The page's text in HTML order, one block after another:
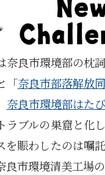
奈良市環境部の枕
「奈良市部落解放
奈良市環境部はた
ラブルの巣窟と化
を賑わしたのは嘱
良市環境清美工場